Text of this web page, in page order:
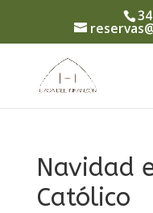
Navidad
Católico